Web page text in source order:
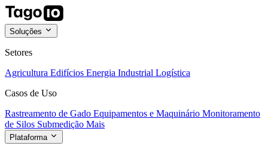
Soluções
Setores
Agricultura Edifícios Energia Industrial Logística
Casos de Uso
Rastreamento de Gado Equipamentos e Maquinário Monitoramento
de Silos Submedição Mais
Plataforma